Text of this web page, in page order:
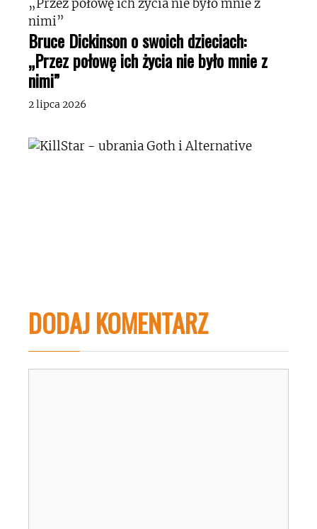
Bruce Dickinson o swoich dzieciach:
„Przez połowę ich życia nie było mnie z
nimi”
2 lipca 2026
DODAJ KOMENTARZ